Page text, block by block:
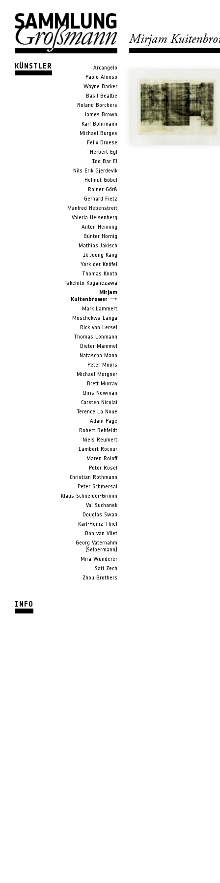
KÜNSTLER
Arcangelo
Pablo Alonso
Wayne Barker
Basil Beattie
Roland Borchers
James Brown
Karl Bohrmann
Michael Burges
Felix Droese
Herbert Egl
Ido Bar El
Nils Erik Gjerdevik
Helmut Göbel
Rainer Görß
Gerhard Fietz
Manfred Hebenstreit
Valeria Heisenberg
Anton Henning
Günter Hornig
Mathias Jakisch
Ik Joong Kang
York der Knöfel
Thomas Knoth
Takehito Koganezawa
Mirjam
Kuitenbrower
Mark Lammert
Moschekwa Langa
Rick van Lersel
Thomas Lohmann
Dieter Mammel
Natascha Mann
Peter Moors
Michael Morgner
Brett Murray
Chris Newman
Carsten Nicolai
Terence La Noue
Adam Page
Robert Rehfeldt
Niels Reumert
Lambert Rocour
Maren Roloff
Peter Rösel
Christian Rothmann
Peter Schmersal
Klaus Schneider-Grimm
Val Suchanek
Douglas Swan
Karl-Heinz Thiel
Don van Vliet
Georg Vaternahm
(Selbermann)
Mira Wunderer
Sati Zech
Zhou Brothers
INFO
Mirjam